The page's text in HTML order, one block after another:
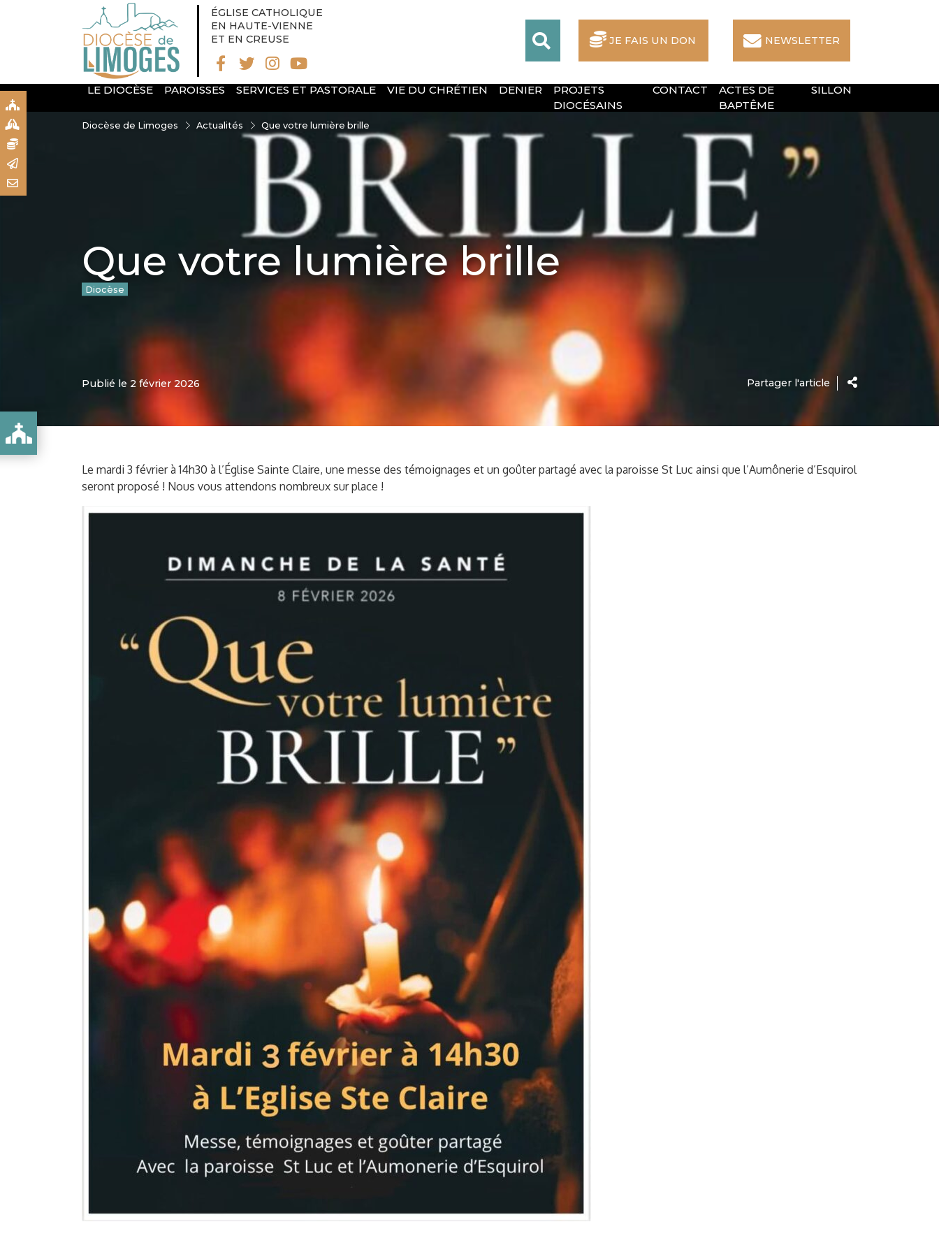
ÉGLISE CATHOLIQUE
EN HAUTE-VIENNE
ET EN CREUSE
JE FAIS UN DON NEWSLETTER
LE DIOCÈSE PAROISSES SERVICES ET PASTORALE VIE DU CHRÉTIEN DENIER
PROJETS
DIOCÉSAINS
CONTACT
ACTES DE
BAPTÊME
SILLON
Diocèse de Limoges Actualités Que votre lumière brille
Que votre lumière brille
Diocèse
Partager l'article
Publié le 2 février 2026
Le mardi 3 février à 14h30 à l’Église Sainte Claire, une messe des témoignages et un goûter partagé avec la paroisse St Luc ainsi que l’Aumônerie d’Esquirol
seront proposé ! Nous vous attendons nombreux sur place !